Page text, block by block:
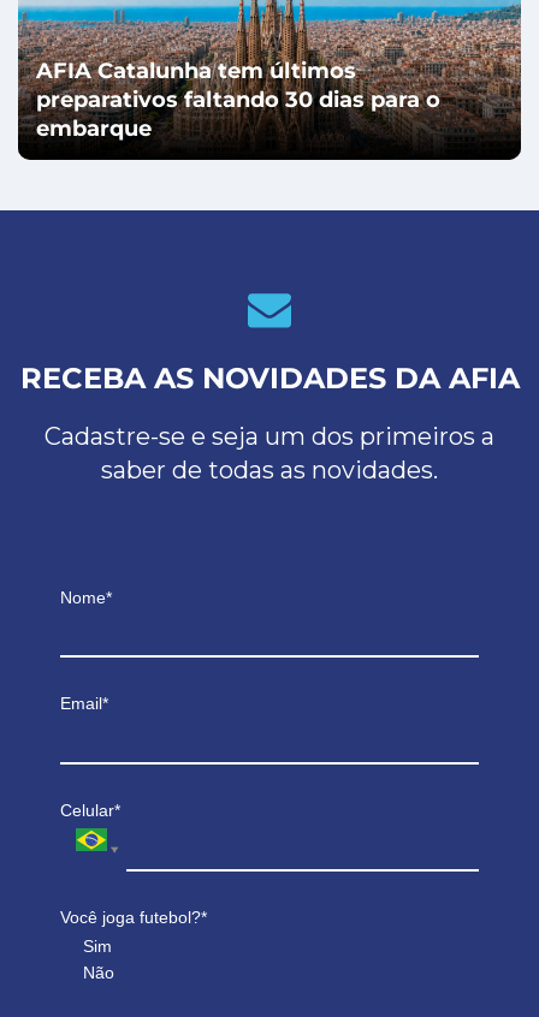
AFIA Catalunha tem últimos
preparativos faltando 30 dias para o
embarque
RECEBA AS NOVIDADES DA AFIA
Cadastre-se e seja um dos primeiros a
saber de todas as novidades.
Nome*
Email*
Celular*
Você joga futebol?*
Sim
Não